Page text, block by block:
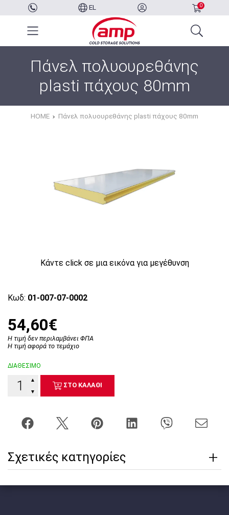
EL 0
Πάνελ πολυουρεθάνης
plasti πάχους 80mm
HOME Πάνελ πολυουρεθάνης plasti πάχους 80mm
Κάντε click σε μια εικόνα για μεγέθυνση
Κωδ: 01-007-07-0002
54,60€
Η τιμή δεν περιλαμβάνει ΦΠΑ
Η τιμή αφορά το τεμάχιο
ΔΙΑΘΕΣΙΜΟ
▼
▲
ΣΤΟ ΚΑΛΑΘΙ
Σχετικές κατηγορίες